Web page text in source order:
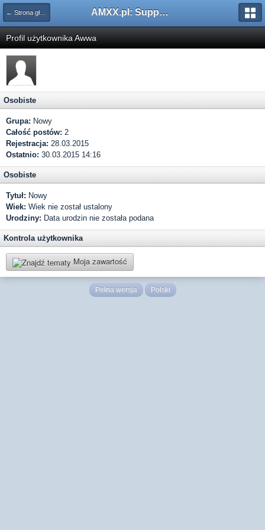
← Strona główna AMXX.pl: Support AMX Mod X i SourceMod
Profil użytkownika Awwa
Osobiste
Grupa: Nowy
Całość postów: 2
Rejestracja: 28.03.2015
Ostatnio: 30.03.2015 14:16
Osobiste
Tytuł: Nowy
Wiek: Wiek nie został ustalony
Urodziny: Data urodzin nie została podana
Kontrola użytkownika
Moja zawartość
Pełna wersja Polski